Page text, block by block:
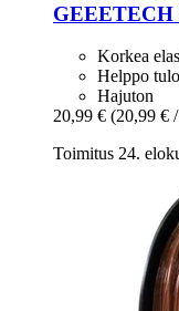
GEEETECH
Korkea
Helppo
Hajuton
20,99 € (20,99 €
Toimitus 24.